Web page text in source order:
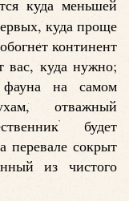
куда меньшей
куда проще
континент
вас, куда нужно;
фауна на самом
отважный
будет
перевале сокрыт
из чистого